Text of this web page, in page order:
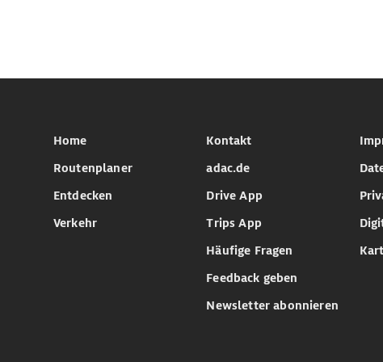
Home
Routenplaner
Entdecken
Verkehr
Kontakt
adac.de
Drive App
Trips App
Häufige Fragen
Feedback geben
Newsletter abonnieren